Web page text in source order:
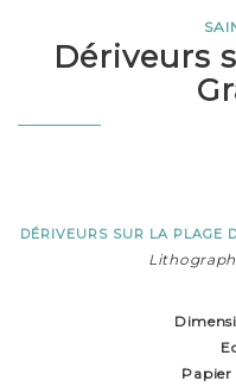
Dériveurs
DÉRIVEURS SUR LA PLAGE
Papier